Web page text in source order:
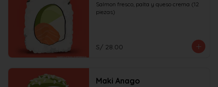
Salmon fresco, palta y queso crema (12
piezas)
S/ 28.00
Maki Anago